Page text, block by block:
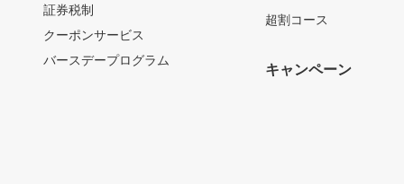
証券税制
クーポンサービス
バースデープログラム
超割コース
キャンペーン